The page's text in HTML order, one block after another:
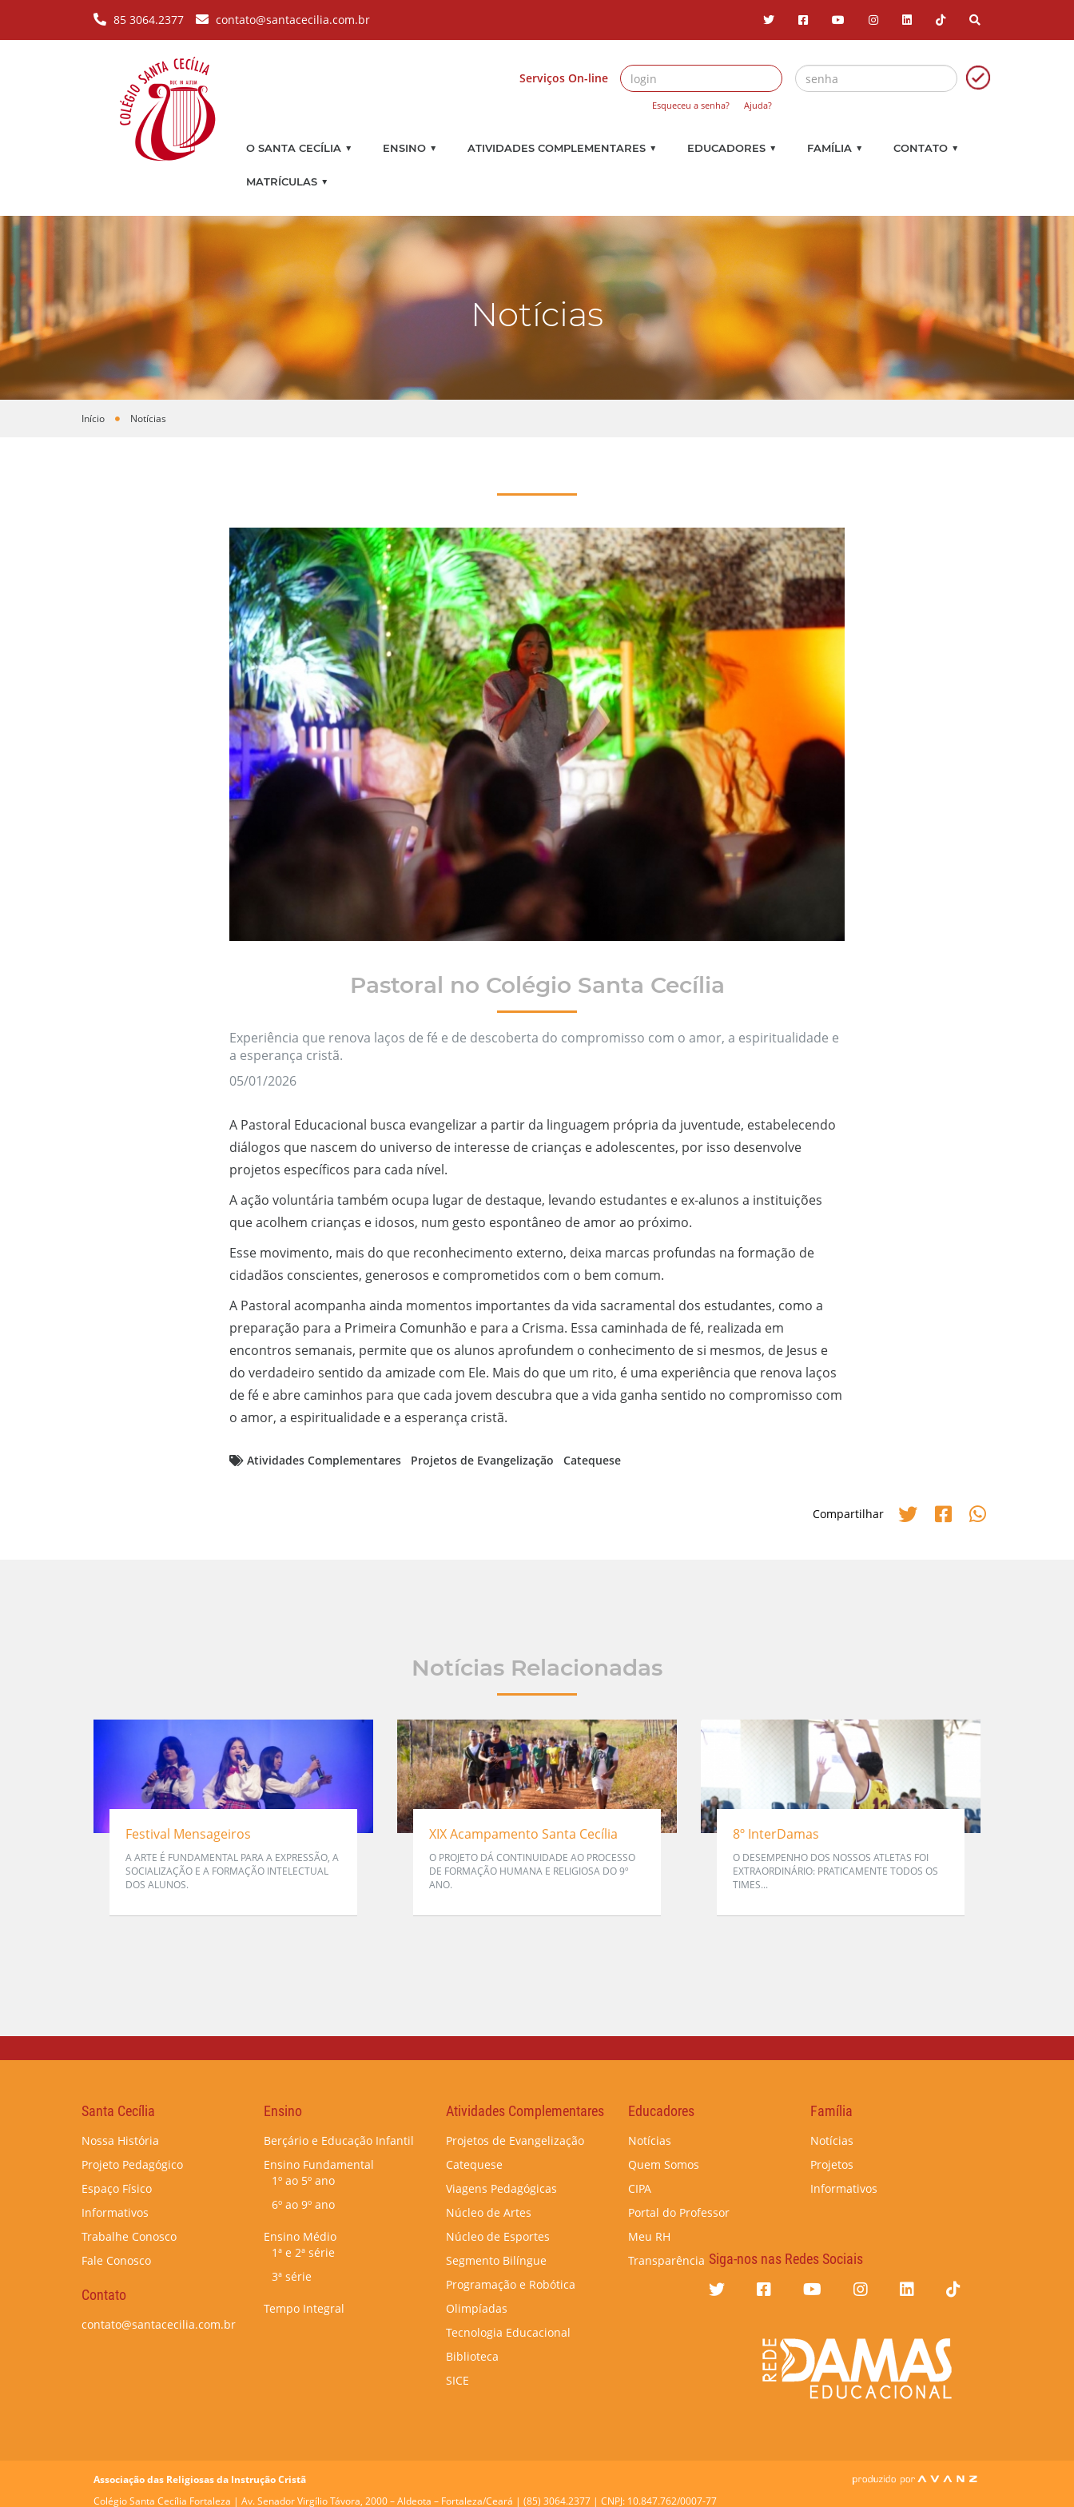
85 3064.2377 contato@santacecilia.com.br
Serviços On-line
Esqueceu a senha? Ajuda?
O SANTA CECÍLIA ▼ ENSINO ▼ ATIVIDADES COMPLEMENTARES ▼ EDUCADORES ▼ FAMÍLIA ▼ CONTATO ▼
MATRÍCULAS ▼
Notícias
Você está aqui
Início Notícias
Pastoral no Colégio Santa Cecília
Experiência que renova laços de fé e de descoberta do compromisso com o amor, a espiritualidade e
a esperança cristã.
05/01/2026
A Pastoral Educacional busca evangelizar a partir da linguagem própria da juventude, estabelecendo
diálogos que nascem do universo de interesse de crianças e adolescentes, por isso desenvolve
projetos específicos para cada nível.
A ação voluntária também ocupa lugar de destaque, levando estudantes e ex-alunos a instituições
que acolhem crianças e idosos, num gesto espontâneo de amor ao próximo.
Esse movimento, mais do que reconhecimento externo, deixa marcas profundas na formação de
cidadãos conscientes, generosos e comprometidos com o bem comum.
A Pastoral acompanha ainda momentos importantes da vida sacramental dos estudantes, como a
preparação para a Primeira Comunhão e para a Crisma. Essa caminhada de fé, realizada em
encontros semanais, permite que os alunos aprofundem o conhecimento de si mesmos, de Jesus e
do verdadeiro sentido da amizade com Ele. Mais do que um rito, é uma experiência que renova laços
de fé e abre caminhos para que cada jovem descubra que a vida ganha sentido no compromisso com
o amor, a espiritualidade e a esperança cristã.
Atividades Complementares Projetos de Evangelização Catequese
Compartilhar
Notícias Relacionadas
Festival Mensageiros
A ARTE É FUNDAMENTAL PARA A EXPRESSÃO, A
SOCIALIZAÇÃO E A FORMAÇÃO INTELECTUAL
DOS ALUNOS.
XIX Acampamento Santa Cecília
O PROJETO DÁ CONTINUIDADE AO PROCESSO
DE FORMAÇÃO HUMANA E RELIGIOSA DO 9º
ANO.
8º InterDamas
O DESEMPENHO DOS NOSSOS ATLETAS FOI
EXTRAORDINÁRIO: PRATICAMENTE TODOS OS
TIMES...
Santa Cecília
Nossa História
Projeto Pedagógico
Espaço Físico
Informativos
Trabalhe Conosco
Fale Conosco
Contato
contato@santacecilia.com.br
Ensino
Berçário e Educação Infantil
Ensino Fundamental
1º ao 5º ano
6º ao 9º ano
Ensino Médio
1ª e 2ª série
3ª série
Tempo Integral
Atividades Complementares
Projetos de Evangelização
Catequese
Viagens Pedagógicas
Núcleo de Artes
Núcleo de Esportes
Segmento Bilíngue
Programação e Robótica
Olimpíadas
Tecnologia Educacional
Biblioteca
SICE
Educadores
Notícias
Quem Somos
CIPA
Portal do Professor
Meu RH
Transparência
Família
Notícias
Projetos
Informativos
Siga-nos nas Redes Sociais
Associação das Religiosas da Instrução Cristã
Colégio Santa Cecília Fortaleza | Av. Senador Virgílio Távora, 2000 – Aldeota – Fortaleza/Ceará | (85) 3064.2377 | CNPJ: 10.847.762/0007-77